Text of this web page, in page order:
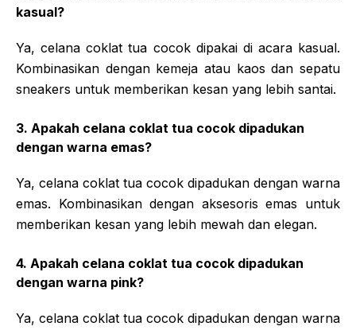
kasual?
Ya, celana coklat tua cocok dipakai di acara kasual.
Kombinasikan dengan kemeja atau kaos dan sepatu
sneakers untuk memberikan kesan yang lebih santai.
3. Apakah celana coklat tua cocok dipadukan
dengan warna emas?
Ya, celana coklat tua cocok dipadukan dengan warna
emas. Kombinasikan dengan aksesoris emas untuk
memberikan kesan yang lebih mewah dan elegan.
4. Apakah celana coklat tua cocok dipadukan
dengan warna pink?
Ya, celana coklat tua cocok dipadukan dengan warna